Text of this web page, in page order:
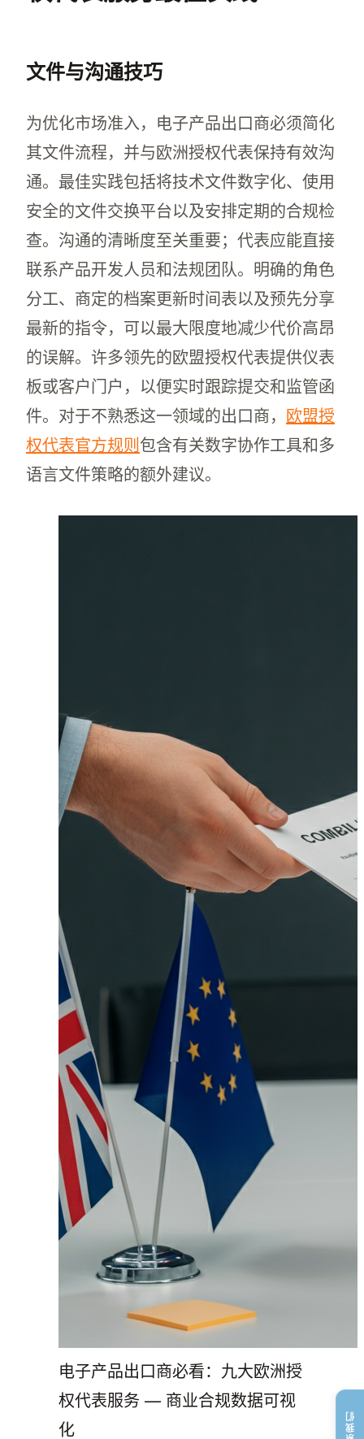
文件与沟通技巧
为优化市场准入，电子产品出口商必须简化
其文件流程，并与欧洲授权代表保持有效沟
通。最佳实践包括将技术文件数字化、使用
安全的文件交换平台以及安排定期的合规检
查。沟通的清晰度至关重要；代表应能直接
联系产品开发人员和法规团队。明确的角色
分工、商定的档案更新时间表以及预先分享
最新的指令，可以最大限度地减少代价高昂
的误解。许多领先的欧盟授权代表提供仪表
板或客户门户，以便实时跟踪提交和监管函
件。对于不熟悉这一领域的出口商，
欧盟授
权代表官方规则 包含有关数字协作工具和多
语言文件策略的额外建议。
电子产品出口商必看：九大欧洲授
权代表服务 — 商业合规数据可视
化